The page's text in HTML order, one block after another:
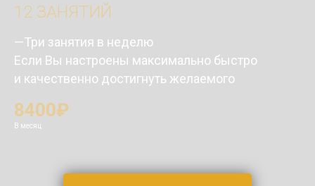
12 ЗАНЯТИЙ
—Три занятия в неделю
Если Вы настроены максимально быстро
и качественно достигнуть желаемого
8400₽
В месяц